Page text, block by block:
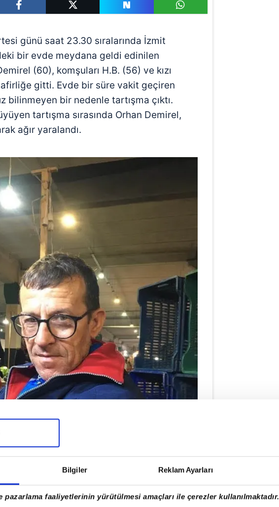
Bilgiler Reklam Ayarları
pazarlama faaliyetlerinin yürütülmesi amaçları ile çerezler kullanılmaktadır.
günü saat 23.30 sıralarında İzmit
bir evde meydana geldi edinilen
(60), komşuları H.B. (56) ve kızı
gitti. Evde bir süre vakit geçiren
bilinmeyen bir nedenle tartışma çıktı.
tartışma sırasında Orhan Demirel,
ağır yaralandı.